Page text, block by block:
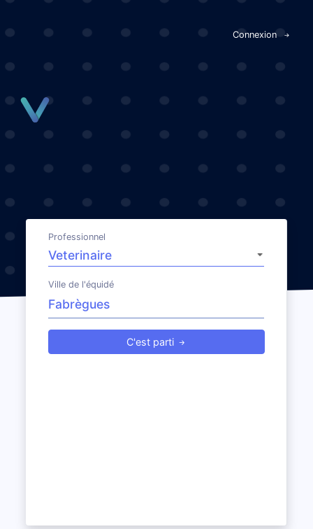
Connexion
Professionnel
Ville de l'équidé
C'est parti